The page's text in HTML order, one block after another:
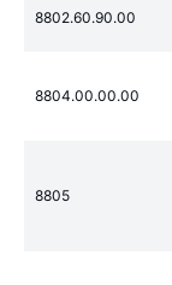
8802.60.90.00
8804.00.00.00
8805